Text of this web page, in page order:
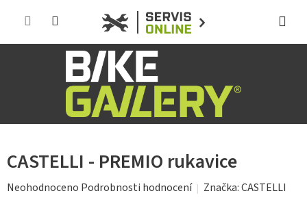
CASTELLI - PREMIO rukavice
Průměrné
Neohodnoceno Podrobnosti hodnocení Značka:CASTELLI